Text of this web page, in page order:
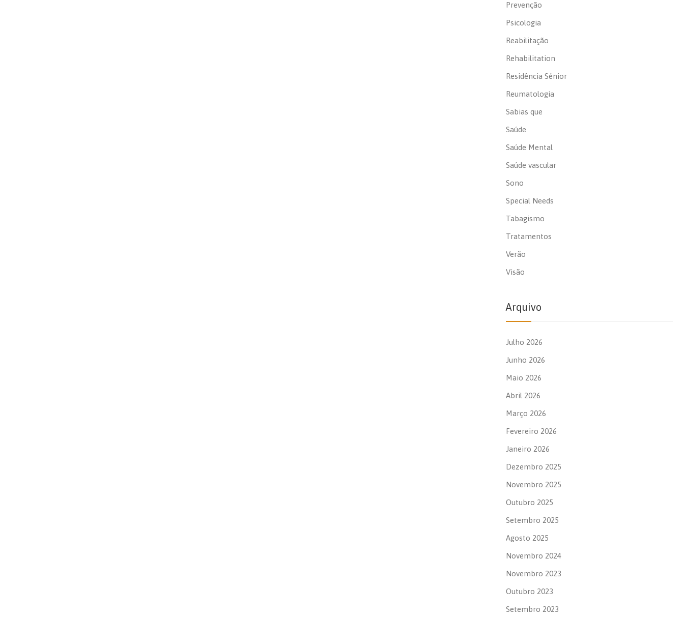
Prevenção
Psicologia
Reabilitação
Rehabilitation
Residência Sénior
Reumatologia
Sabias que
Saúde
Saúde Mental
Saúde vascular
Sono
Special Needs
Tabagismo
Tratamentos
Verão
Visão
Arquivo
Julho 2026
Junho 2026
Maio 2026
Abril 2026
Março 2026
Fevereiro 2026
Janeiro 2026
Dezembro 2025
Novembro 2025
Outubro 2025
Setembro 2025
Agosto 2025
Novembro 2024
Novembro 2023
Outubro 2023
Setembro 2023